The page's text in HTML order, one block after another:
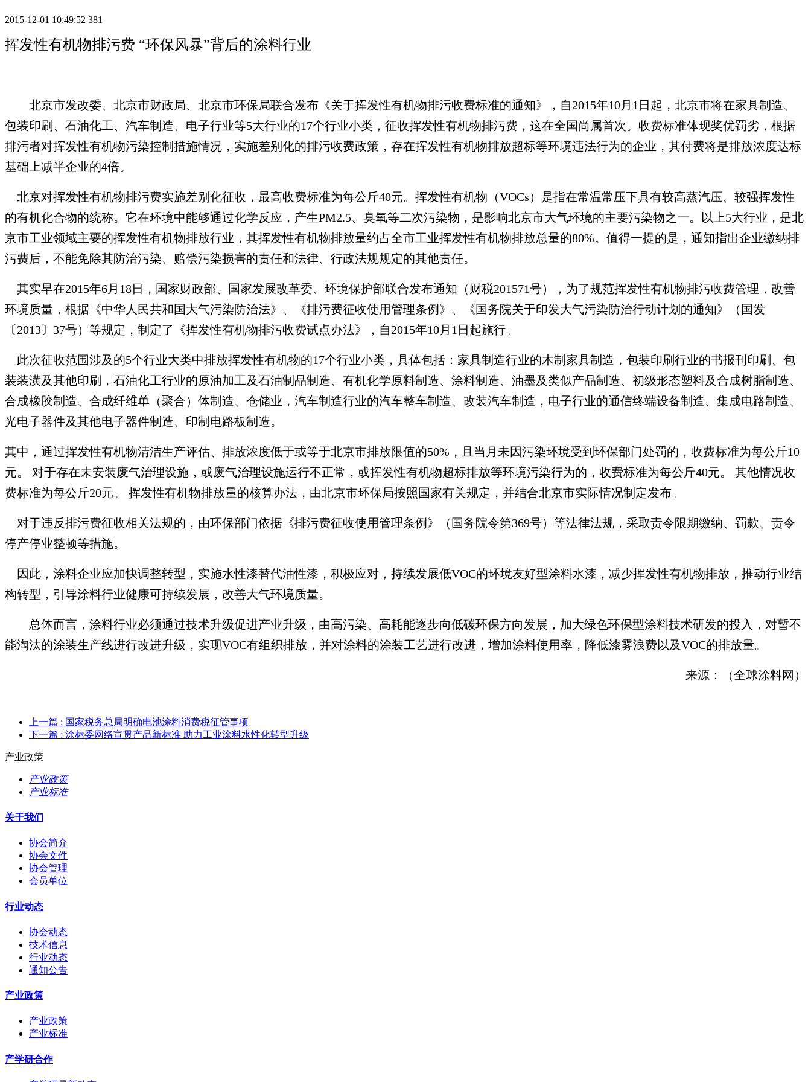
2015-12-01 10:49:52 381
挥发性有机物排污费 “环保风暴”背后的涂料行业
北京市发改委、北京市财政局、北京市环保局联合发布《关于挥发性有机物排污收费标准的通知》，自2015年10月1日起，北京市将在家具制造、
包装印刷、石油化工、汽车制造、电子行业等5大行业的17个行业小类，征收挥发性有机物排污费，这在全国尚属首次。收费标准体现奖优罚劣，根据
排污者对挥发性有机物污染控制措施情况，实施差别化的排污收费政策，存在挥发性有机物排放超标等环境违法行为的企业，其付费将是排放浓度达标
基础上减半企业的4倍。
北京对挥发性有机物排污费实施差别化征收，最高收费标准为每公斤40元。挥发性有机物（VOCs）是指在常温常压下具有较高蒸汽压、较强挥发性
的有机化合物的统称。它在环境中能够通过化学反应，产生PM2.5、臭氧等二次污染物，是影响北京市大气环境的主要污染物之一。以上5大行业，是北
京市工业领域主要的挥发性有机物排放行业，其挥发性有机物排放量约占全市工业挥发性有机物排放总量的80%。值得一提的是，通知指出企业缴纳排
污费后，不能免除其防治污染、赔偿污染损害的责任和法律、行政法规规定的其他责任。
其实早在2015年6月18日，国家财政部、国家发展改革委、环境保护部联合发布通知（财税201571号），为了规范挥发性有机物排污收费管理，改善
环境质量，根据《中华人民共和国大气污染防治法》、《排污费征收使用管理条例》、《国务院关于印发大气污染防治行动计划的通知》（国发
〔2013〕37号）等规定，制定了《挥发性有机物排污收费试点办法》，自2015年10月1日起施行。
此次征收范围涉及的5个行业大类中排放挥发性有机物的17个行业小类，具体包括：家具制造行业的木制家具制造，包装印刷行业的书报刊印刷、包
装装潢及其他印刷，石油化工行业的原油加工及石油制品制造、有机化学原料制造、涂料制造、油墨及类似产品制造、初级形态塑料及合成树脂制造、
合成橡胶制造、合成纤维单（聚合）体制造、仓储业，汽车制造行业的汽车整车制造、改装汽车制造，电子行业的通信终端设备制造、集成电路制造、
光电子器件及其他电子器件制造、印制电路板制造。
其中，通过挥发性有机物清洁生产评估、排放浓度低于或等于北京市排放限值的50%，且当月未因污染环境受到环保部门处罚的，收费标准为每公斤10
元。 对于存在未安装废气治理设施，或废气治理设施运行不正常，或挥发性有机物超标排放等环境污染行为的，收费标准为每公斤40元。 其他情况收
费标准为每公斤20元。 挥发性有机物排放量的核算办法，由北京市环保局按照国家有关规定，并结合北京市实际情况制定发布。
对于违反排污费征收相关法规的，由环保部门依据《排污费征收使用管理条例》（国务院令第369号）等法律法规，采取责令限期缴纳、罚款、责令
停产停业整顿等措施。
因此，涂料企业应加快调整转型，实施水性漆替代油性漆，积极应对，持续发展低VOC的环境友好型涂料水漆，减少挥发性有机物排放，推动行业结
构转型，引导涂料行业健康可持续发展，改善大气环境质量。
总体而言，涂料行业必须通过技术升级促进产业升级，由高污染、高耗能逐步向低碳环保方向发展，加大绿色环保型涂料技术研发的投入，对暂不
能淘汰的涂装生产线进行改进升级，实现VOC有组织排放，并对涂料的涂装工艺进行改进，增加涂料使用率，降低漆雾浪费以及VOC的排放量。
来源：（全球涂料网）
上一篇 : 国家税务总局明确电池涂料消费税征管事项
下一篇 : 涂标委网络宣贯产品新标准 助力工业涂料水性化转型升级
产业政策
产业政策
产业标准
关于我们
协会简介
协会文件
协会管理
会员单位
行业动态
协会动态
技术信息
行业动态
通知公告
产业政策
产业政策
产业标准
产学研合作